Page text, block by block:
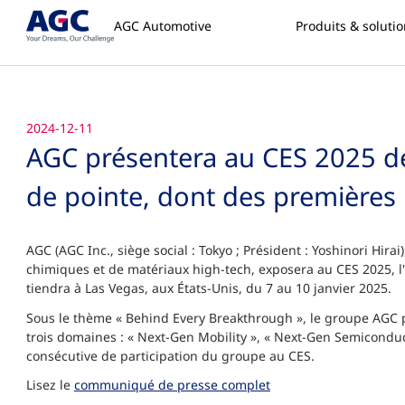
AGC Automotive Produits &
2024-12-11
AGC présentera au CES 2025
de pointe, dont des
AGC (AGC Inc., siège social : Tokyo ; Président : Yoshinori
chimiques et de matériaux high-tech, exposera au CES
tiendra à Las Vegas, aux États-Unis, du 7 au 10 janvier 2025.
Sous le thème « Behind Every Breakthrough », le groupe
trois domaines : « Next-Gen Mobility », « Next-Gen
consécutive de participation du groupe au CES.
Lisez le communiqué de presse complet